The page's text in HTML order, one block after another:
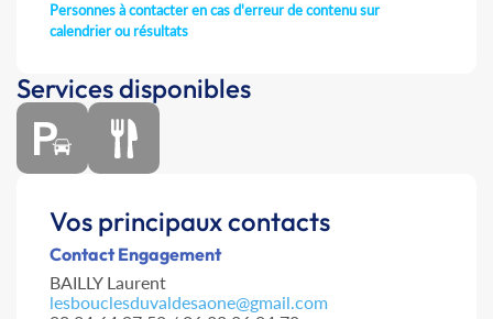
Personnes à contacter en cas d'erreur de contenu sur
calendrier ou résultats
Services disponibles
Vos principaux contacts
Contact Engagement
BAILLY Laurent
lesbouclesduvaldesaone@gmail.com